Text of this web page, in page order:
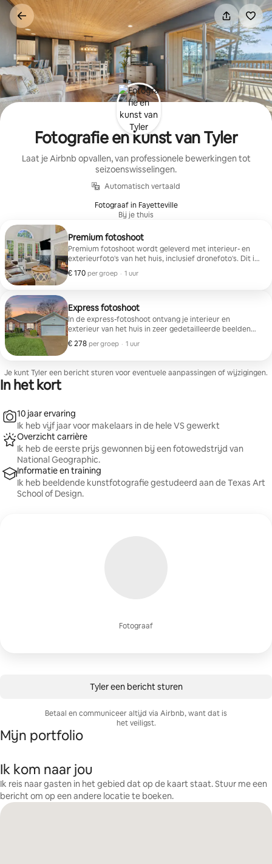
Ga
direct
naar
inhoud
Fotografie en kunst van Tyler
Laat je Airbnb opvallen, van professionele bewerkingen tot
seizoenswisselingen.
Automatisch vertaald
Fotograaf in Fayetteville
Bij je thuis
Premium fotoshoot
Premium fotoshoot wordt geleverd met interieur- en
exterieurfoto's van het huis, inclusief dronefoto's. Dit is
een totaal van maximaal 25 afbeeldingen en je
ontvangt ook premium bewerking, de beste bewerking
€ 170 per groep
€ 170 per groep
, · 1 uur
Express fotoshoot
In de express-fotoshoot ontvang je interieur en
exterieur van het huis in zeer gedetailleerde beelden
plus een twilight-afbeelding en drone-afbeeldingen. Je
krijgt maximale premium bewerking en een
€ 278 per groep
€ 278 per groep
, · 1 uur
Je kunt Tyler een bericht sturen voor eventuele aanpassingen of wijzigingen.
In het kort
Fotograaf
10 jaar ervaring
Ik heb vijf jaar voor makelaars in de hele VS gewerkt
Overzicht carrière
Ik heb de eerste prijs gewonnen bij een fotowedstrijd van
National Geographic.
Informatie en training
Ik heb beeldende kunstfotografie gestudeerd aan de Texas Art
School of Design.
Tyler een bericht sturen
Betaal en communiceer altijd via Airbnb, want dat is
het veiligst.
Mijn portfolio
Ik kom naar jou
Ik reis naar gasten in het gebied dat op de kaart staat. Stuur me een
bericht om op een andere locatie te boeken.